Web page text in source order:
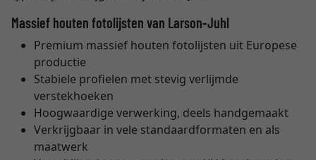
Massief houten fotolijsten van Larson-Juhl
Premium massief houten fotolijsten uit Europese
productie
Stabiele profielen met stevig verlijmde
verstekhoeken
Hoogwaardige verwerking, deels handgemaakt
Verkrijgbaar in vele standaardformaten en als
maatwerk